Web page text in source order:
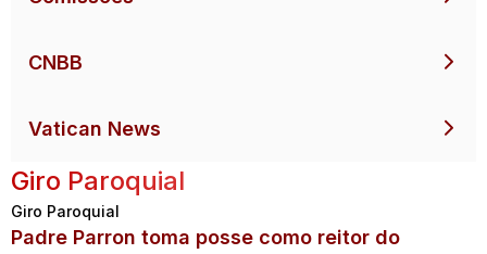
CNBB
Vatican News
Giro Paroquial
Giro Paroquial
Padre Parron toma posse como reitor do